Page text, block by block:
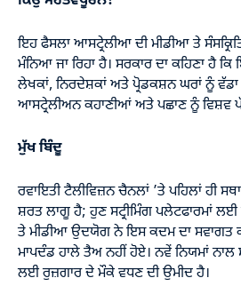
ਇਹ ਫੈਸਲਾ ਆਸਟ੍ਰੇਲੀਆ ਦੀ ਮੀਡੀਆ ਤੇ
ਮੰਨਿਆ ਜਾ ਰਿਹਾ ਹੈ। ਸਰਕਾਰ ਦਾ ਕਹਿਣਾ ਹੈ
ਲੇਖਕਾਂ, ਨਿਰਦੇਸ਼ਕਾਂ ਅਤੇ ਪ੍ਰੋਡਕਸ਼ਨ ਘਰਾਂ ਨੂੰ ਵੱਡਾ
ਆਸਟ੍ਰੇਲੀਅਨ ਕਹਾਣੀਆਂ ਅਤੇ ਪਛਾਣ ਨੂੰ ਵਿਸ਼ਵ
ਮੁੱਖ ਬਿੰਦੂ
ਰਵਾਇਤੀ ਟੈਲੀਵਿਜ਼ਨ ਚੈਨਲਾਂ ’ਤੇ ਪਹਿਲਾਂ ਹੀ
ਸ਼ਰਤ ਲਾਗੂ ਹੈ; ਹੁਣ ਸਟ੍ਰੀਮਿੰਗ ਪਲੇਟਫਾਰਮਾਂ
ਤੇ ਮੀਡੀਆ ਉਦਯੋਗ ਨੇ ਇਸ ਕਦਮ ਦਾ ਸਵਾਗਤ
ਮਾਪਦੰਡ ਹਾਲੇ ਤੈਅ ਨਹੀਂ ਹੋਏ। ਨਵੇਂ ਨਿਯਮਾਂ ਨਾਲ
ਲਈ ਰੁਜ਼ਗਾਰ ਦੇ ਮੌਕੇ ਵਧਣ ਦੀ ਉਮੀਦ ਹੈ।